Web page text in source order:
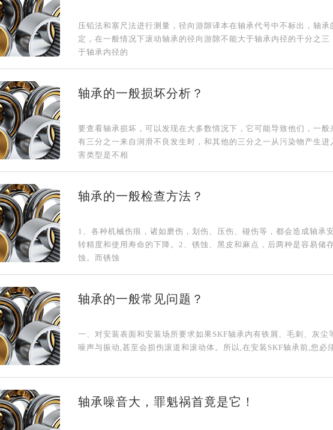
压铅法和塞尺法进行测量，径向游隙译本在轴承代号中不标出，轴
定，在一般情况下滚动轴承的径向游隙不能大于轴承内径的千分之
于轴承内径的
轴承的一般损坏分析？
要查看轴承损坏，可以发现在大多数情况下，它可能导致他们，一
有三分之一来自润滑不良发生时，和其他的三分之一从污染物产生
害类型是不相
轴承的一般检查方法？
1、各种机械伤痕，诸如磨伤，划伤、压伤、碰伤等，都会造成轴承
转精度和使用寿命的下降。2、锈蚀、黑皮和麻点，后两种是容易储
蚀。而锈蚀
轴承的一般常见问题？
一、对安装表面和安装场所要求如果SKF轴承内有铁屑、毛刺、灰尘
噪声与振动,甚至会损伤滚道和滚动体。所以,在安装SKF轴承前,您必
轴承噪音大，罪魁祸首竟是它！